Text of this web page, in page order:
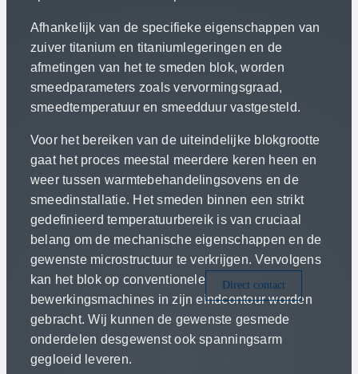
Direct contact
Afhankelijk van de specifieke eigenschappen van
zuiver titanium en titaniumlegeringen en de
afmetingen van het te smeden blok, worden
smeedparameters zoals vervormingsgraad,
smeedtemperatuur en smeedduur vastgesteld.
Voor het bereiken van de uiteindelijke blokgrootte
gaat het proces meestal meerdere keren heen en
weer tussen warmtebehandelingsovens en de
smeedinstallatie. Het smeden binnen een strikt
gedefinieerd temperatuurbereik is van cruciaal
belang om de mechanische eigenschappen en de
gewenste microstructuur te verkrijgen. Vervolgens
kan het blok op conventionele
bewerkingsmachines in zijn eindcontour worden
gebracht. Wij kunnen de gewenste gesmede
onderdelen desgewenst ook spanningsarm
gegloeid leveren.